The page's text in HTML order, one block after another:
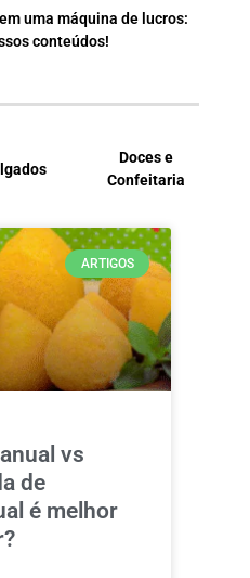
uma máquina de lucros:
conteúdos!
Doces e
Confeitaria
ARTIGOS
vs
de
é melhor